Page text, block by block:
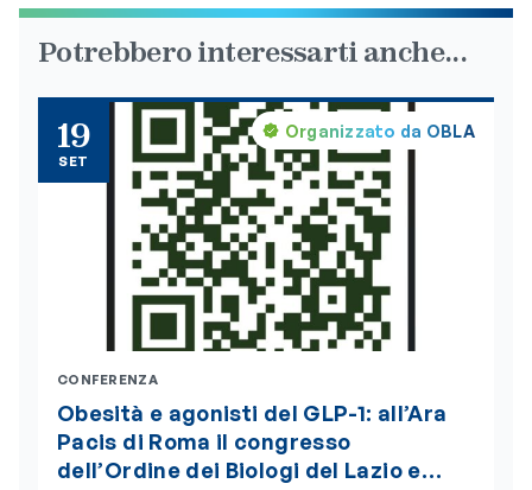
Potrebbero interessarti anche...
Organizzato da OBLA
19
SET
CONFERENZA
Obesità e agonisti del GLP-1: all’Ara
Pacis di Roma il congresso
dell’Ordine dei Biologi del Lazio e